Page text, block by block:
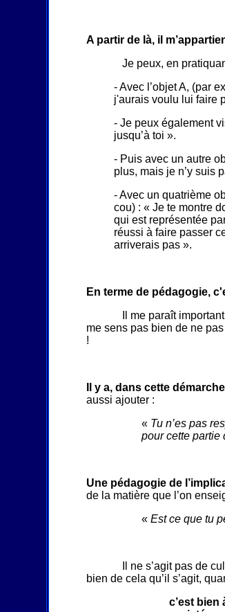
A partir de là, il
Je peux, en
- Avec l’objet A, (par
j'aurais voulu lui faire
- Je peux également
jusqu’à toi ».
- Puis avec un autre
plus, mais je n’y suis
- Avec un quatrième
cou) : « Je te montre
qui est représentée
réussi à faire passer
arriverais pas ».
En terme de pédagogie,
Il me paraît
me sens pas bien de ne
!
Il y a, dans cette
aussi ajouter :
« Tu n’es pas
pour cette partie
Une pédagogie de
de la matière que l’on
« Est ce que tu
Il ne s’agit pas de
bien de cela qu’il s’agit,
c’est